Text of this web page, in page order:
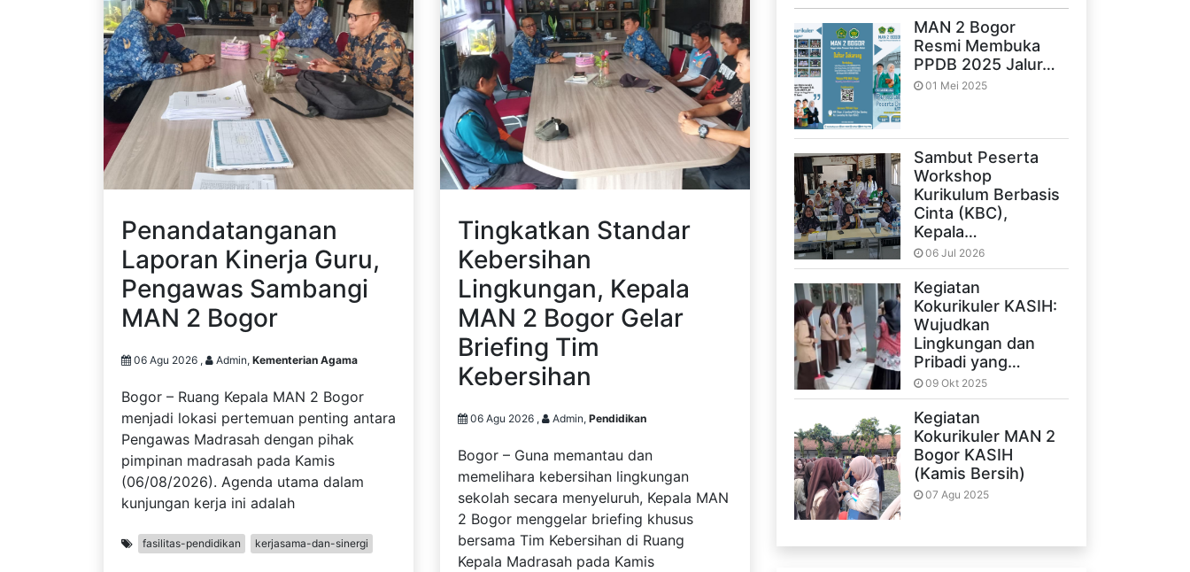
Penandatanganan
Laporan Kinerja Guru,
Pengawas Sambangi
MAN 2 Bogor
06 Agu 2026 , Admin, Kementerian Agama
Bogor – Ruang Kepala MAN 2 Bogor
menjadi lokasi pertemuan penting antara
Pengawas Madrasah dengan pihak
pimpinan madrasah pada Kamis
(06/08/2026). Agenda utama dalam
kunjungan kerja ini adalah
fasilitas-pendidikan kerjasama-dan-sinergi
Tingkatkan Standar
Kebersihan
Lingkungan, Kepala
MAN 2 Bogor Gelar
Briefing Tim
Kebersihan
06 Agu 2026 , Admin, Pendidikan
Bogor – Guna memantau dan
memelihara kebersihan lingkungan
sekolah secara menyeluruh, Kepala MAN
2 Bogor menggelar briefing khusus
bersama Tim Kebersihan di Ruang
Kepala Madrasah pada Kamis
MAN 2 Bogor
Resmi Membuka
PPDB 2025 Jalur…
01 Mei 2025
Sambut Peserta
Workshop
Kurikulum Berbasis
Cinta (KBC),
Kepala…
06 Jul 2026
Kegiatan
Kokurikuler KASIH:
Wujudkan
Lingkungan dan
Pribadi yang…
09 Okt 2025
Kegiatan
Kokurikuler MAN 2
Bogor KASIH
(Kamis Bersih)
07 Agu 2025